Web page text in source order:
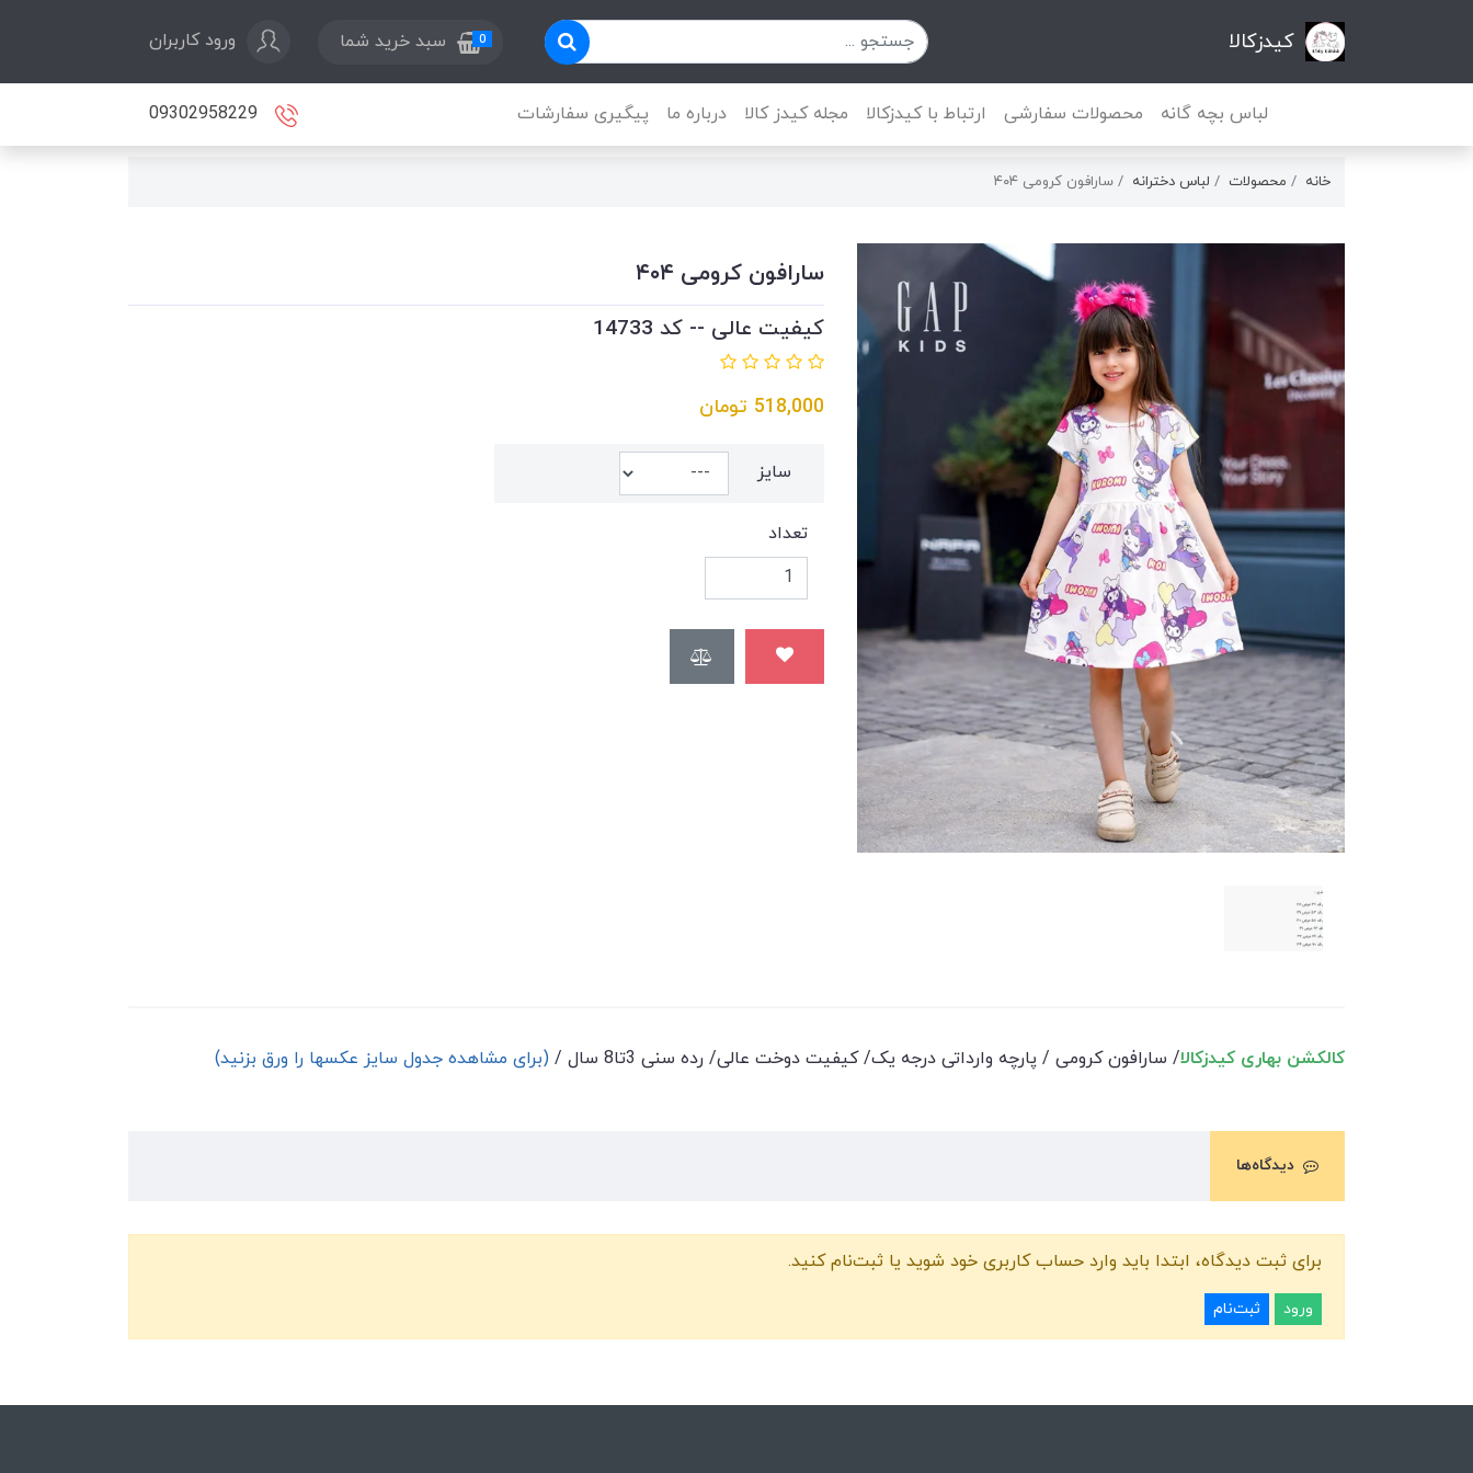
کیدزکالا 0 سبد خرید شما ورود کاربران
لباس بچه گانه محصولات سفارشی ارتباط با کیدزکالا مجله کیدز کالا درباره ما پیگیری سفارشات
خانه محصولات لباس دخترانه سارافون کرومی ۴۰۴
سارافون کرومی ۴۰۴
کیفیت عالی -- کد 14733
518,000 تومان
سایز
تعداد
کالکشن بهاری کیدزکالا/ سارافون کرومی / پارچه وارداتی درجه یک/ کیفیت دوخت عالی/ رده سنی 3تا8 سال / (برای مشاهده جدول سایز عکسها را ورق بزنید)
دیدگاه‌ها
برای ثبت دیدگاه، ابتدا باید وارد حساب کاربری خود شوید یا ثبت‌نام کنید.
ورود ثبت‌نام